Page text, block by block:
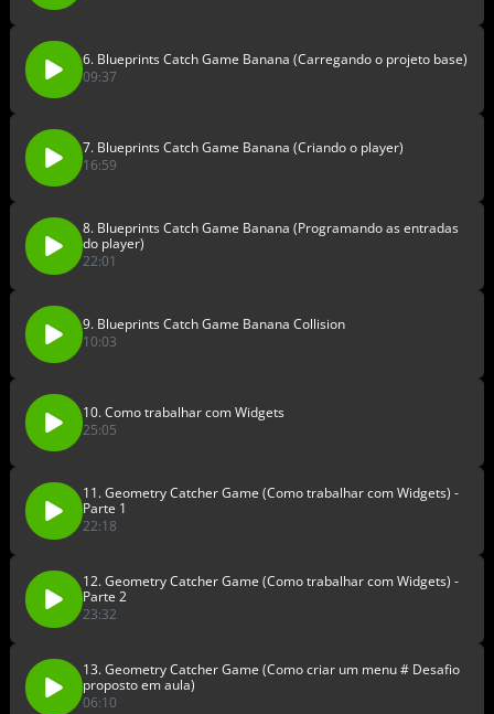
6. Blueprints Catch Game Banana (Carregando o projeto base)
09:37
7. Blueprints Catch Game Banana (Criando o player)
16:59
8. Blueprints Catch Game Banana (Programando as entradas
do player)
22:01
9. Blueprints Catch Game Banana Collision
10:03
10. Como trabalhar com Widgets
25:05
11. Geometry Catcher Game (Como trabalhar com Widgets) -
Parte 1
22:18
12. Geometry Catcher Game (Como trabalhar com Widgets) -
Parte 2
23:32
13. Geometry Catcher Game (Como criar um menu # Desafio
proposto em aula)
06:10